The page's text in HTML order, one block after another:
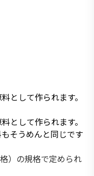
として作られます。
として作られます。
そうめんと同じです
）の規格で定められ